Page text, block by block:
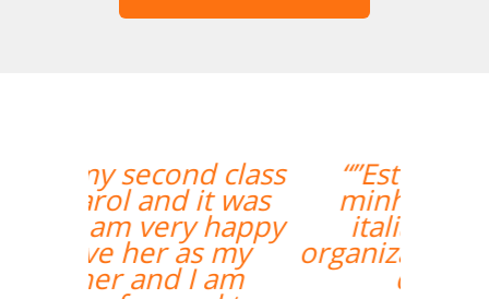
“”Estou amando
minhas aulas de
italiano, muito
organizado o trabalho
de vcs””